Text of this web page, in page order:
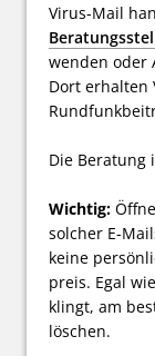
Virus-Mail
wenden oder
Dort erhalten
Die Beratung
Wichtig:
solcher E-
keine
preis. Egal
klingt, am
löschen.